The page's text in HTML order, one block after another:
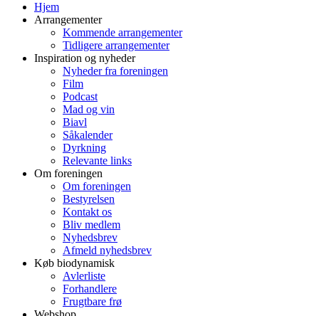
Hjem
Arrangementer
Kommende arrangementer
Tidligere arrangementer
Inspiration og nyheder
Nyheder fra foreningen
Film
Podcast
Mad og vin
Biavl
Såkalender
Dyrkning
Relevante links
Om foreningen
Om foreningen
Bestyrelsen
Kontakt os
Bliv medlem
Nyhedsbrev
Afmeld nyhedsbrev
Køb biodynamisk
Avlerliste
Forhandlere
Frugtbare frø